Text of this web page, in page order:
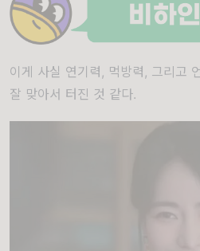
이게 사실 연기력, 먹방력, 그리고
잘 맞아서 터진 것 같다.